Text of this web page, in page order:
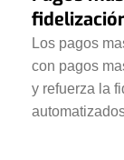
Los pagos
con pagos
y refuerza la